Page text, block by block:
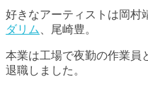
好きなアーティストは岡村
ダリム
、尾崎豊。
本業は工場で夜勤の作業員
退職しました。